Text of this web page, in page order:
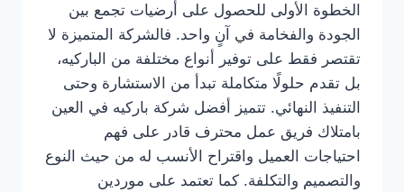
الخطوة الأولى للحصول على أرضيات تجمع بين
الجودة والفخامة في آنٍ واحد. فالشركة المتميزة لا
تقتصر فقط على توفير أنواع مختلفة من الباركيه،
بل تقدم حلولًا متكاملة تبدأ من الاستشارة وحتى
التنفيذ النهائي. تتميز أفضل شركة باركيه في العين
بامتلاك فريق عمل محترف قادر على فهم
احتياجات العميل واقتراح الأنسب له من حيث النوع
والتصميم والتكلفة. كما تعتمد على موردين